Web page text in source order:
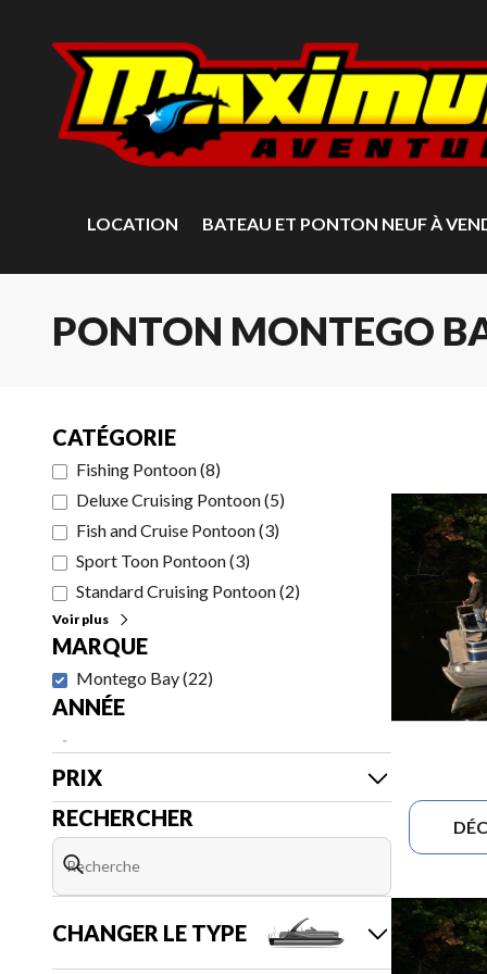
LOCATION BATEAU ET PONTON NEUF À
PONTON MONTEGO
CATÉGORIE
Fishing Pontoon(8)
Deluxe Cruising Pontoon(5)
Fish and Cruise Pontoon(3)
Sport Toon Pontoon(3)
Standard Cruising Pontoon(2)
Voir plus
MARQUE
Montego Bay(22)
ANNÉE
-
PRIX
RECHERCHER
CHANGER LE TYPE